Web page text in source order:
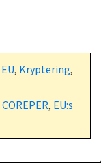
EU, Kryptering,
COREPER, EU:s